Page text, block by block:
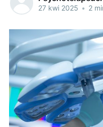
27 kwi 2025 • 2